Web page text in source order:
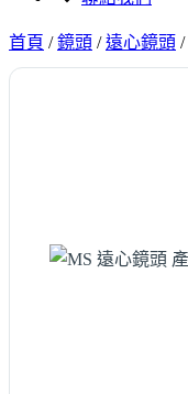
首頁 /鏡頭 /遠心鏡頭 /